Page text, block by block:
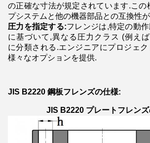
の正確な寸法が規定されています.この
プシステムと他の機器部品との互換性
圧力を指定する:フレンジは,特定の動
に基づいて,異なる圧力クラス (例え
に分類される.エンジニアにプロジェ
様々なオプションを提供.
JIS B2220 鋼板フレンズの仕様:
JIS B2220 プレートフレン